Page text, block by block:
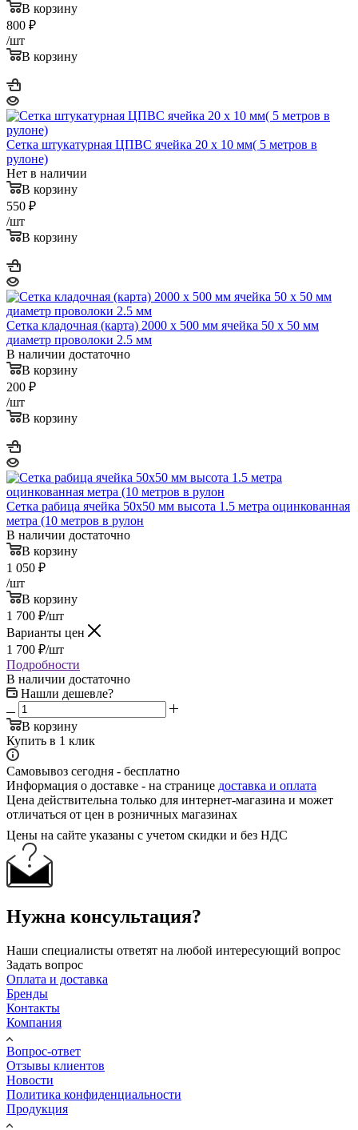
В корзину
800 ₽
/шт
В корзину
Сетка штукатурная ЦПВС ячейка 20 х 10 мм( 5 метров в
рулоне)
Нет в наличии
В корзину
550 ₽
/шт
В корзину
Сетка кладочная (карта) 2000 х 500 мм ячейка 50 х 50 мм
диаметр проволоки 2.5 мм
В наличии достаточно
В корзину
200 ₽
/шт
В корзину
Сетка рабица ячейка 50х50 мм высота 1.5 метра оцинкованная
метра (10 метров в рулон
В наличии достаточно
В корзину
1 050 ₽
/шт
В корзину
1 700 ₽/шт
Варианты цен
1 700 ₽/шт
Подробности
В наличии достаточно
Нашли дешевле?
В корзину
Купить в 1 клик
Самовывоз сегодня - бесплатно
Информация о доставке - на странице доставка и оплата
Цена действительна только для интернет-магазина и может
отличаться от цен в розничных магазинах
Цены на сайте указаны с учетом скидки и без НДС
Нужна консультация?
Наши специалисты ответят на любой интересующий вопрос
Задать вопрос
Оплата и доставка
Бренды
Контакты
Компания
Вопрос-ответ
Отзывы клиентов
Новости
Политика конфиденциальности
Продукция